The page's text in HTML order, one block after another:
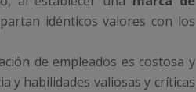
idénticos valores con los
de empleados es costosa y
y habilidades valiosas y críticas